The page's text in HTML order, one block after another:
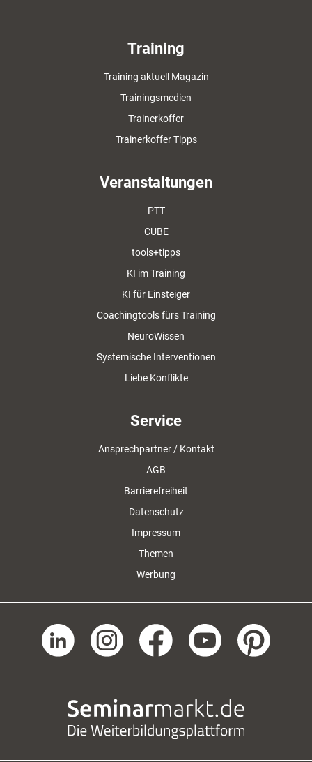
Training
Training aktuell Magazin
Trainingsmedien
Trainerkoffer
Trainerkoffer Tipps
Veranstaltungen
PTT
CUBE
tools+tipps
KI im Training
KI für Einsteiger
Coachingtools fürs Training
NeuroWissen
Systemische Interventionen
Liebe Konflikte
Service
Ansprechpartner / Kontakt
AGB
Barrierefreiheit
Datenschutz
Impressum
Themen
Werbung